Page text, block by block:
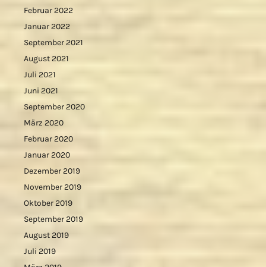
Februar 2022
Januar 2022
September 2021
August 2021
Juli 2021
Juni 2021
September 2020
März 2020
Februar 2020
Januar 2020
Dezember 2019
November 2019
Oktober 2019
September 2019
August 2019
Juli 2019